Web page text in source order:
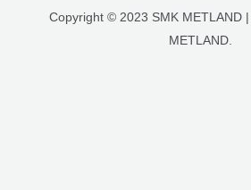
Copyright © 2023 SMK METLAND
METLAND.